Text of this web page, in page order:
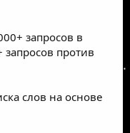
запросов в
запросов против
слов на основе